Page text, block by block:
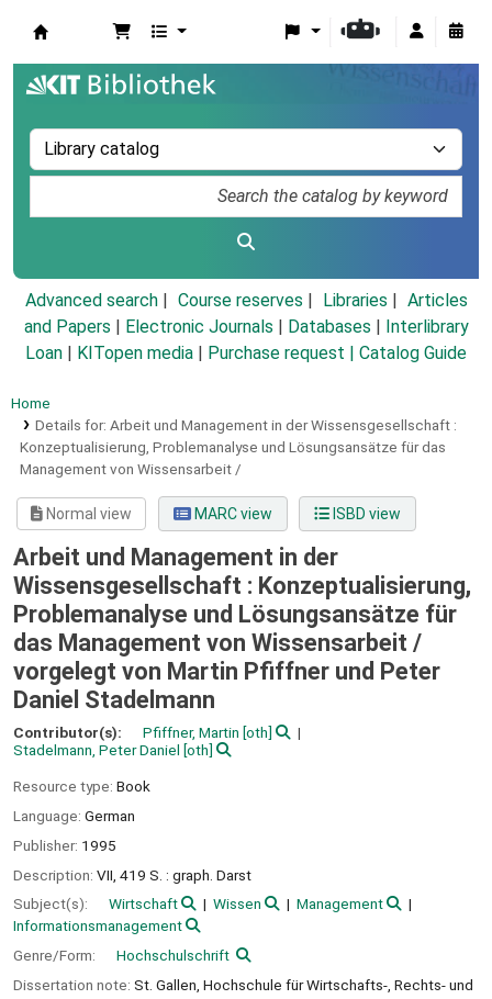
Advanced search Course reserves Libraries
Articles
and Papers
Electronic Journals Databases
Interlibrary
Loan
KITopen media Purchase request | Catalog Guide
Home
Details for: Arbeit und Management in der Wissensgesellschaft :
Konzeptualisierung, Problemanalyse und Lösungsansätze für das
Management von Wissensarbeit /
Normal view MARC view ISBD view
Arbeit und Management in der
Wissensgesellschaft : Konzeptualisierung,
Problemanalyse und Lösungsansätze für
das Management von Wissensarbeit /
vorgelegt von Martin Pfiffner und Peter
Daniel Stadelmann
Contributor(s): Pfiffner, Martin [oth]
Stadelmann, Peter Daniel [oth]
Resource type: Book
Language: German
Publisher: 1995
Description: VII, 419 S. : graph. Darst
Subject(s):
Wirtschaft Wissen
Management
Informationsmanagement
Genre/Form:
Hochschulschrift
Dissertation note: St. Gallen, Hochschule für Wirtschafts-, Rechts- und